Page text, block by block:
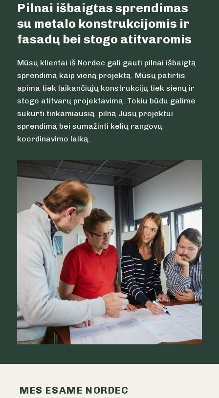
Pilnai išbaigtas sprendimas
su metalo konstrukcijomis ir
fasadų bei stogo atitvaromis
Mūsų klientai iš Nordec gali gauti pilnai išbaigtą
sprendimą kaip vieną projektą. Mūsų patirtis
apima tiek laikančiųjų konstrukcijų tiek sienų ir
stogo atitvarų projektavimą. Tokiu būdu galime
sukurti tinkamiausią pilną Jūsų projektui
sprendimą bei sumažinti kelių rangovų
koordinavimo laiką.
MES ESAME NORDEC